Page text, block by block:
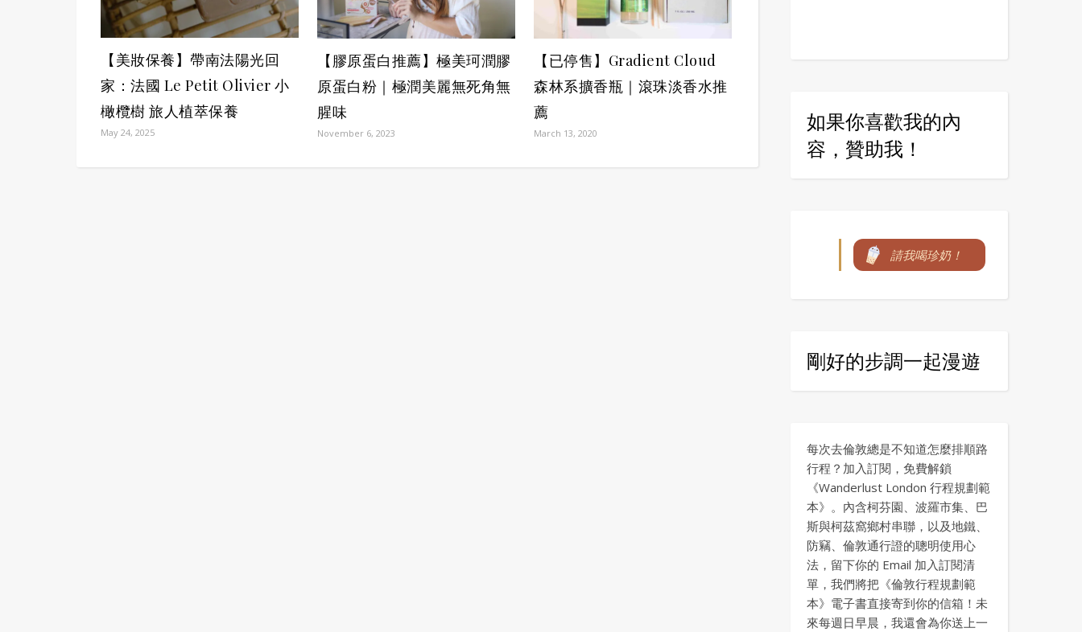
【美妝保養】帶南法陽光回
家：法國 Le Petit Olivier 小
橄欖樹 旅人植萃保養
May 24, 2025
【膠原蛋白推薦】極美珂潤膠
原蛋白粉｜極潤美麗無死角無
腥味
November 6, 2023
【已停售】Gradient Cloud
森林系擴香瓶｜滾珠淡香水推
薦
March 13, 2020
如果你喜歡我的內
容，贊助我！
請我喝珍奶！
剛好的步調一起漫遊
每次去倫敦總是不知道怎麼排順路
行程？加入訂閱，免費解鎖
《Wanderlust London 行程規劃範
本》。內含柯芬園、波羅市集、巴
斯與柯茲窩鄉村串聯，以及地鐵、
防竊、倫敦通行證的聰明使用心
法，留下你的 Email 加入訂閱清
單，我們將把《倫敦行程規劃範
本》電子書直接寄到你的信箱！未
來每週日早晨，我還會為你送上一